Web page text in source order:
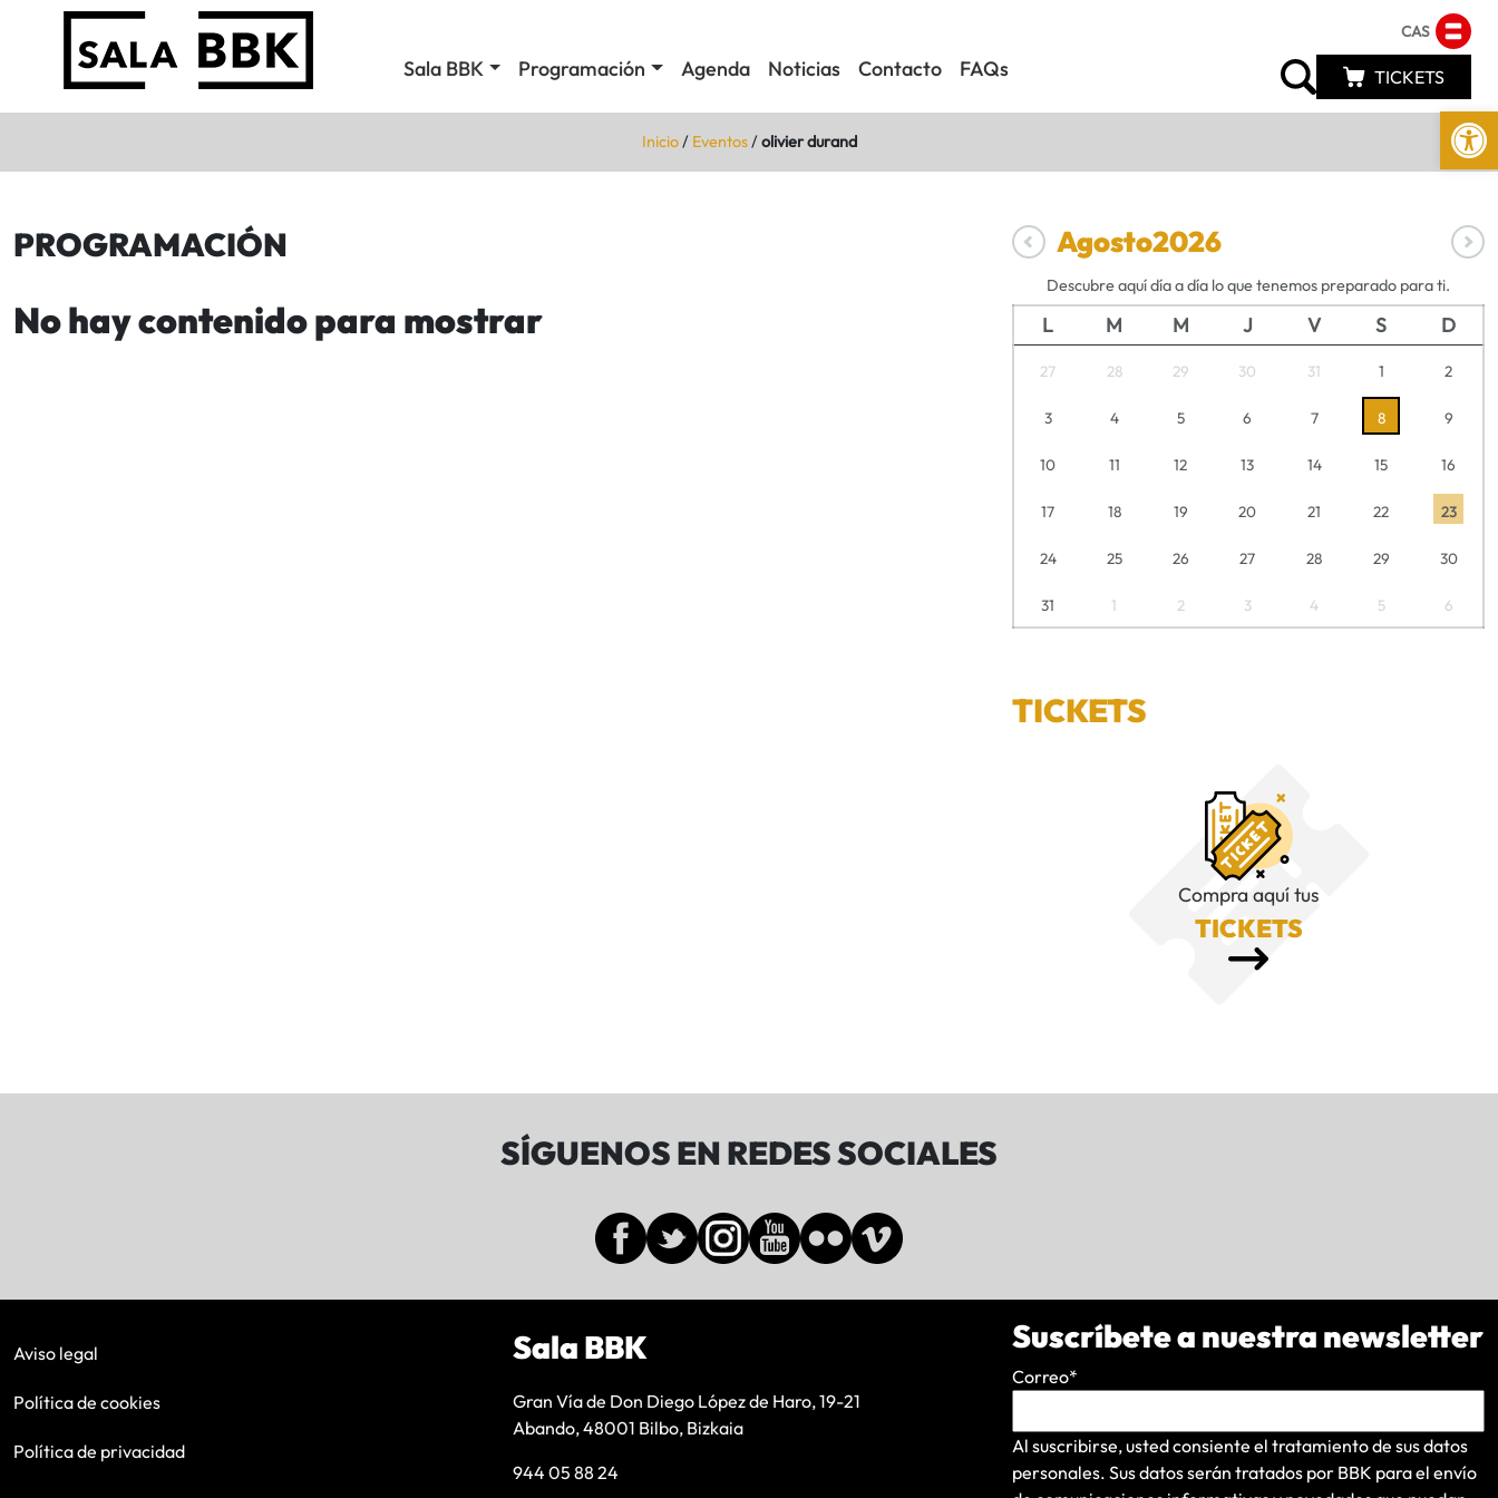
Abrir
Sala BBK Programación Agenda Noticias Contacto FAQs
CAS
TICKETS
Inicio/ Eventos/olivier durand
PROGRAMACIÓN
No hay contenido para mostrar
Agosto2026
Descubre aquí día a día lo que tenemos preparado para ti.
L M M J V S D
27 28 29 30 31 1 2
3 4 5 6 7 8 9
10 11 12 13 14 15 16
17 18 19 20 21 22 23
24 25 26 27 28 29 30
31 1 2 3 4 5 6
TICKETS
Compra aquí tus
TICKETS
SÍGUENOS EN REDES SOCIALES
Aviso legal
Política de cookies
Política de privacidad
Sala BBK
Gran Vía de Don Diego López de Haro, 19-21
Abando, 48001 Bilbo, Bizkaia
944 05 88 24
Suscríbete a nuestra newsletter
Correo*
Al suscribirse, usted consiente el tratamiento de sus datos
personales. Sus datos serán tratados por BBK para el envío